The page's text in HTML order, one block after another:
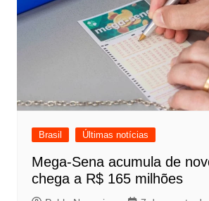
Brasil Últimas notícias
Mega-Sena acumula de
chega a R$ 165 milhões